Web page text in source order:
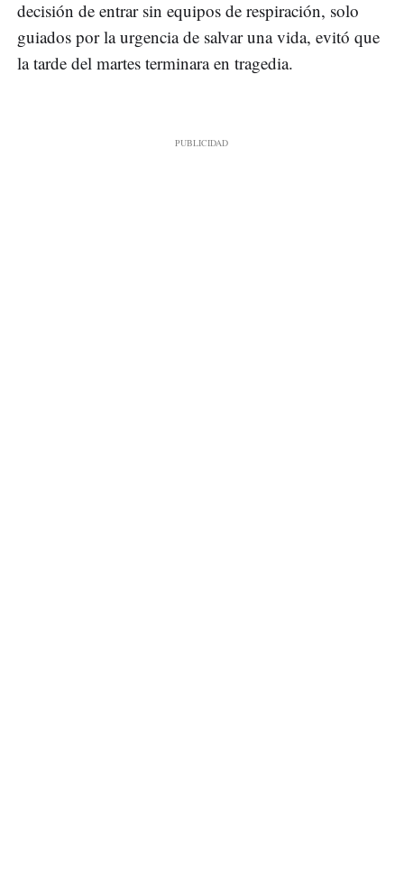
decisión de entrar sin equipos de respiración, solo
guiados por la urgencia de salvar una vida, evitó que
la tarde del martes terminara en tragedia.